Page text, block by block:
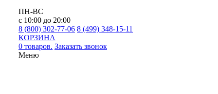
ПН-ВС
с 10:00 до 20:00
8 (800) 302-77-06 8 (499) 348-15-11
КОРЗИНА
0 товаров. Заказать звонок
Меню